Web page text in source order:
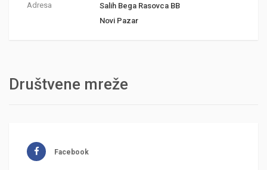
Adresa
Salih Bega Rasovca BB
Novi Pazar
Društvene mreže
Facebook